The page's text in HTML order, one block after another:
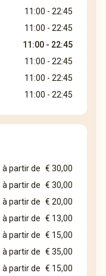
11:00 - 22:45
11:00 - 22:45
11:00 - 22:45
11:00 - 22:45
11:00 - 22:45
11:00 - 22:45
à partir de € 30,00
à partir de € 30,00
à partir de € 20,00
à partir de € 13,00
à partir de € 15,00
à partir de € 35,00
à partir de € 15,00